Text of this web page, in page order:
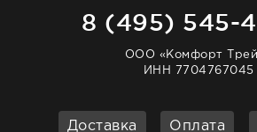
8 (495) 545-
ООО «Комфорт
ИНН 7704767045
Доставка Оплата